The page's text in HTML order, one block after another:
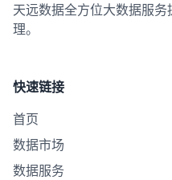
天远数据全方位大数据服
理。
快速链接
首页
数据市场
数据服务